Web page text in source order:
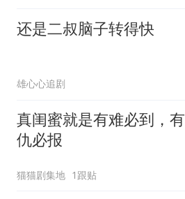
还是二叔脑子转得快
雄心心追剧
真闺蜜就是有难必到，有
仇必报
猫猫剧集地 1跟贴